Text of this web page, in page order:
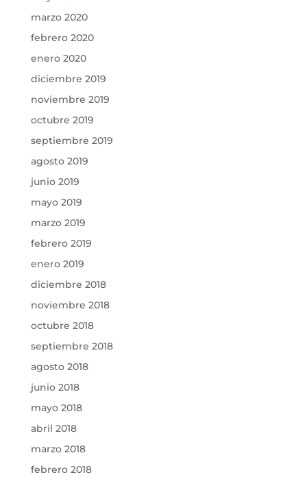
marzo 2020
febrero 2020
enero 2020
diciembre 2019
noviembre 2019
octubre 2019
septiembre 2019
agosto 2019
junio 2019
mayo 2019
marzo 2019
febrero 2019
enero 2019
diciembre 2018
noviembre 2018
octubre 2018
septiembre 2018
agosto 2018
junio 2018
mayo 2018
abril 2018
marzo 2018
febrero 2018